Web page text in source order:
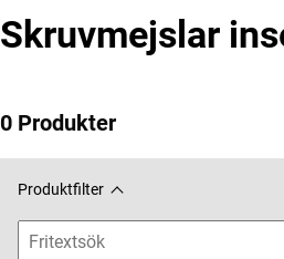
Skruvmejslar
0 Produkter
Produktfilter